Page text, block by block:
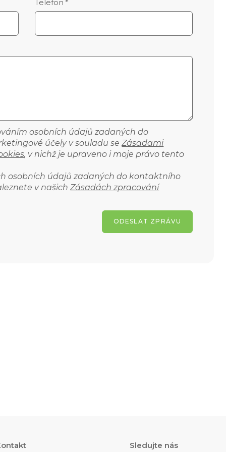
Telefon *
osobních údajů zadaných do
účely v souladu seZásadami
, v nichž je upraveno i moje právo tento
osobních údajů zadaných do kontaktního
v našichZásadách zpracování
ODESLAT ZPRÁVU
Sledujte nás